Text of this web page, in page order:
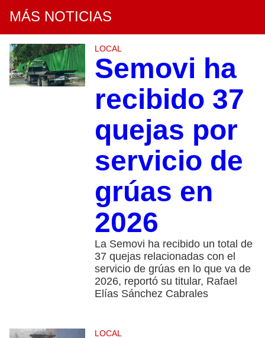
MÁS NOTICIAS
LOCAL
Semovi ha
recibido 37
quejas por
servicio de
grúas en
2026
La Semovi ha recibido un total de
37 quejas relacionadas con el
servicio de grúas en lo que va de
2026, reportó su titular, Rafael
Elías Sánchez Cabrales
LOCAL